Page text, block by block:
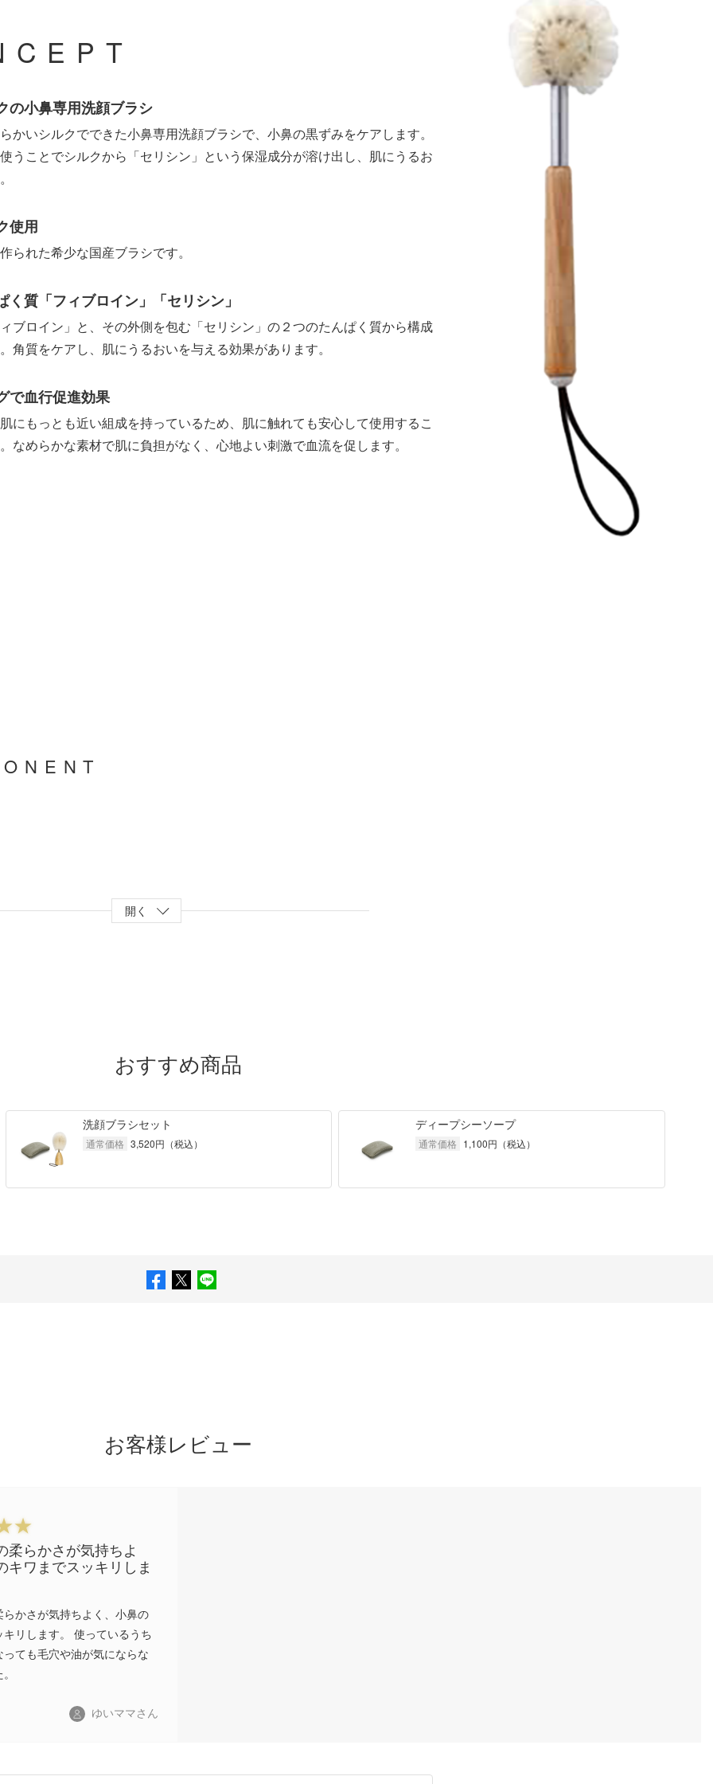
の小鼻専用洗顔ブラシ
かいシルクでできた小鼻専用洗顔ブラシで、小鼻の黒ずみをケアします。
うことでシルクから「セリシン」という保湿成分が溶け出し、肌にうるお
使用
られた希少な国産ブラシです。
く質「フィブロイン」「セリシン」
ブロイン」と、その外側を包む「セリシン」の２つのたんぱく質から構成
角質をケアし、肌にうるおいを与える効果があります。
で血行促進効果
にもっとも近い組成を持っているため、肌に触れても安心して使用するこ
なめらかな素材で肌に負担がなく、心地よい刺激で血流を促します。
開く
おすすめ商品
洗顔ブラシセット
通常価格 3,520円（税込）
ディープシーソープ
通常価格 1,100円（税込）
お客様レビュー
柔らかさが気持ちよ
キワまでスッキリしま
らかさが気持ちよく、小鼻の
キリします。 使っているうち
っても毛穴や油が気にならな
ゆいママさん